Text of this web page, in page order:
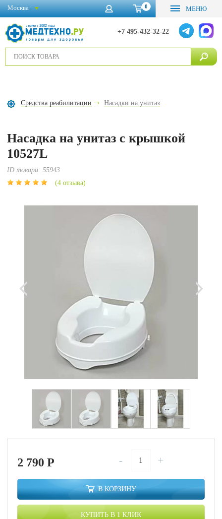
0 МЕНЮ
+7 495-432-32-22
Москва
Средства реабилитации Насадки на унитаз
Насадка на унитаз с крышкой
10527L
ID товара:55943
(4 отзыва)
2 790P - +
В КОРЗИНУ
КУПИТЬ В 1 КЛИК